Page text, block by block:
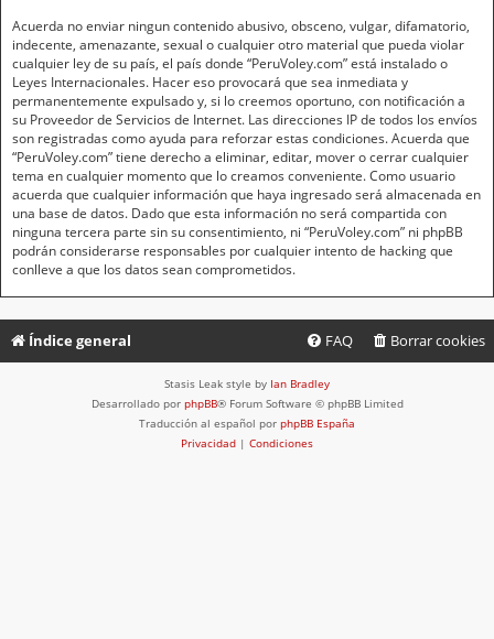
Acuerda no enviar ningun contenido abusivo, obsceno, vulgar, difamatorio,
indecente, amenazante, sexual o cualquier otro material que pueda violar
cualquier ley de su país, el país donde “PeruVoley.com” está instalado o
Leyes Internacionales. Hacer eso provocará que sea inmediata y
permanentemente expulsado y, si lo creemos oportuno, con notificación a
su Proveedor de Servicios de Internet. Las direcciones IP de todos los envíos
son registradas como ayuda para reforzar estas condiciones. Acuerda que
“PeruVoley.com” tiene derecho a eliminar, editar, mover o cerrar cualquier
tema en cualquier momento que lo creamos conveniente. Como usuario
acuerda que cualquier información que haya ingresado será almacenada en
una base de datos. Dado que esta información no será compartida con
ninguna tercera parte sin su consentimiento, ni “PeruVoley.com” ni phpBB
podrán considerarse responsables por cualquier intento de hacking que
conlleve a que los datos sean comprometidos.
Índice general Borrar cookies
FAQ
Stasis Leak style by Ian Bradley
Desarrollado por phpBB® Forum Software © phpBB Limited
Traducción al español por phpBB España
Privacidad | Condiciones